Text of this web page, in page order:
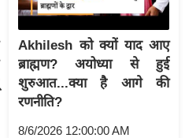
Akhilesh को क्यों याद आए
ब्राह्मण? अयोध्या से हुई
शुरुआत...क्या है आगे की
रणनीति?
8/6/2026 12:00:00 AM